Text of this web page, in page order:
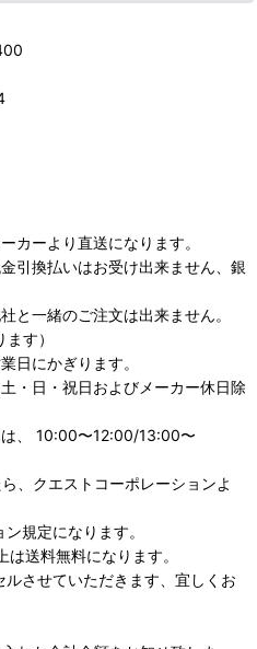
ーより直送になります。
換払いはお受け出来ません、銀
一緒のご注文は出来ません。
す）
にかぎります。
日・祝日およびメーカー休日除
、 10:00〜12:00/13:00〜
、クエストコーポレーションよ
規定になります。
送料無料になります。
させていただきます、宜しくお